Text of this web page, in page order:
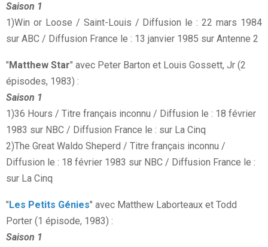
Saison 1
1)Win or Loose / Saint-Louis / Diffusion le : 22 mars 1984
sur ABC / Diffusion France le : 13 janvier 1985 sur Antenne 2
" Matthew Star" avec Peter Barton et Louis Gossett, Jr (2
épisodes, 1983) :
Saison 1
1)36 Hours / Titre français inconnu / Diffusion le : 18 février
1983 sur NBC / Diffusion France le : sur La Cinq
2)The Great Waldo Sheperd / Titre français inconnu /
Diffusion le : 18 février 1983 sur NBC / Diffusion France le :
sur La Cinq
" Les Petits Génies" avec Matthew Laborteaux et Todd
Porter (1 épisode, 1983) :
Saison 1